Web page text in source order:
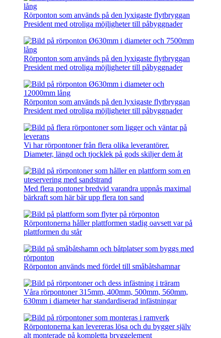
Rörponton som används på den lyxigaste flytbryggan
President med otroliga möjligheter till påbyggnader
Rörponton som används på den lyxigaste flytbryggan
President med otroliga möjligheter till påbyggnader
Rörponton som används på den lyxigaste flytbryggan
President med otroliga möjligheter till påbyggnader
Vi har rörpontoner från flera olika leverantörer.
Diameter, längd och tjocklek på gods skiljer dem åt
Med flera pontoner bredvid varandra uppnås maximal
bärkraft som här bär upp flera ton sand
Rörpontonerna håller plattformen stadig oavsett var på
plattformen du står
Rörponton används med fördel till småbåtshamnar
Våra rörpontoner 315mm, 400mm, 500mm, 560mm,
630mm i diameter har standardiserad infästningar
Rörpontonerna kan levereras lösa och du bygger själv
alt monterade på kompletta bryggelement